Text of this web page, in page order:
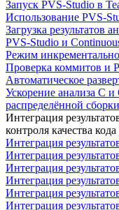
Запуск PVS-Studio в
Использование PVS-
Загрузка результатов
PVS-Studio и
Режим
Проверка коммитов и
Автоматическое
Ускорение анализа C
распределённой
Интеграция
контроля качества
Интеграция
Интеграция
Интеграция
Интеграция
Интеграция
Интеграция